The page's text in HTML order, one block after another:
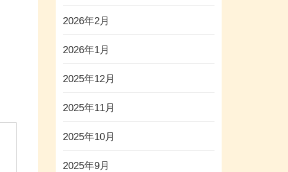
2026年2月
2026年1月
2025年12月
2025年11月
2025年10月
2025年9月